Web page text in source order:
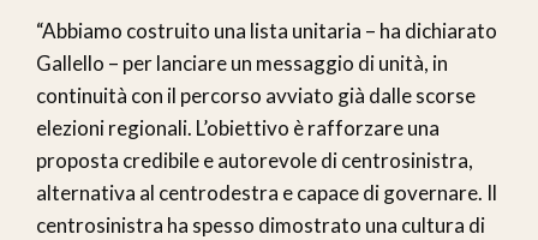
“Abbiamo costruito una lista unitaria – ha dichiarato
Gallello – per lanciare un messaggio di unità, in
continuità con il percorso avviato già dalle scorse
elezioni regionali. L’obiettivo è rafforzare una
proposta credibile e autorevole di centrosinistra,
alternativa al centrodestra e capace di governare. Il
centrosinistra ha spesso dimostrato una cultura di